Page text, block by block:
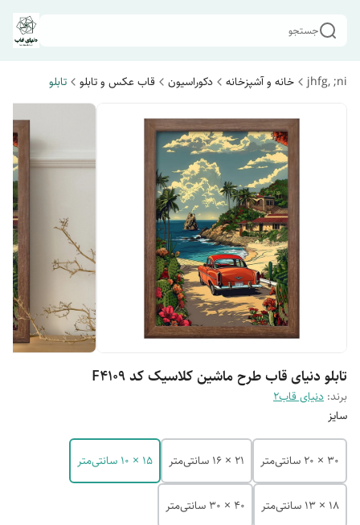
جستجو
jhfg, ;ni خانه و آشپزخانه دکوراسیون قاب عکس و تابلو تابلو
تابلو دنیای قاب طرح ماشین کلاسیک کد F4109
برند: دنیای قاب2
سایز
30 × 20 سانتی‌متر 21 × 16 سانتی‌متر 15 × 10 سانتی‌متر
18 × 13 سانتی‌متر 40 × 30 سانتی‌متر